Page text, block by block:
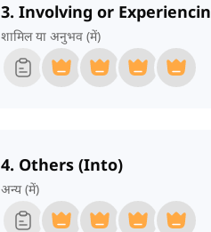
3. Involving or
शामिल या अनुभव (में)
4. Others (Into)
अन्य (में)